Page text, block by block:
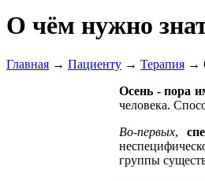
О чём нужно
Главная → Пациенту → Терапия →
Осень - пора
человека.
Во-первых,
группы